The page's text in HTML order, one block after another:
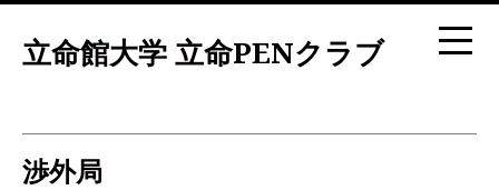
立命館大学 立命PENクラブ
渉外局